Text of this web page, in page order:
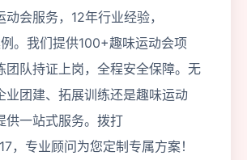
会服务，12年行业经验，
。我们提供100+趣味运动会项
团队持证上岗，全程安全保障。无
业团建、拓展训练还是趣味运动
供一站式服务。拨打
，专业顾问为您定制专属方案！